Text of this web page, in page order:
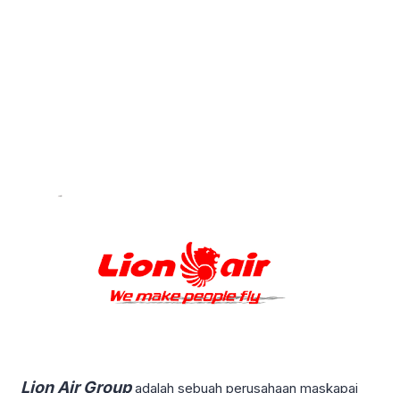
Lion Air Groupadalah sebuah perusahaan maskapai